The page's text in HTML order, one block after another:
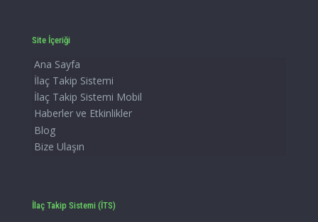
Site İçeriği
Ana Sayfa
İlaç Takip Sistemi
İlaç Takip Sistemi Mobil
Haberler ve Etkinlikler
Blog
Bize Ulaşın
İlaç Takip Sistemi (İTS)